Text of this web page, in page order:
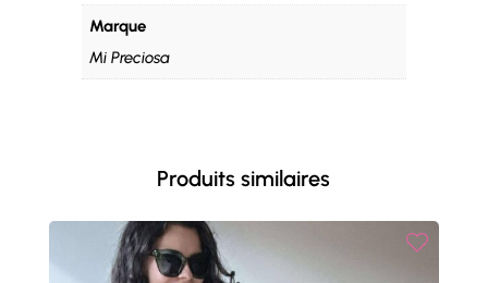
Marque
Mi Preciosa
Produits similaires